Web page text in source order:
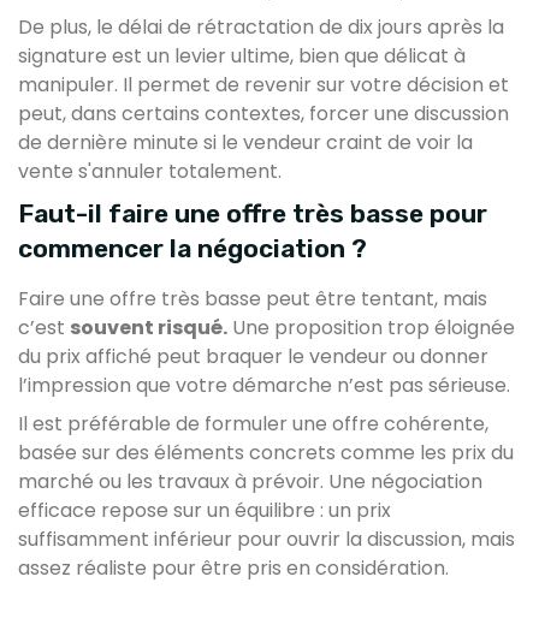
De plus, le délai de rétractation de dix jours après la
signature est un levier ultime, bien que délicat à
manipuler. Il permet de revenir sur votre décision et
peut, dans certains contextes, forcer une discussion
de dernière minute si le vendeur craint de voir la
vente s'annuler totalement.
Faut-il faire une offre très basse pour
commencer la négociation ?
Faire une offre très basse peut être tentant, mais
c’est souvent risqué. Une proposition trop éloignée
du prix affiché peut braquer le vendeur ou donner
l’impression que votre démarche n’est pas sérieuse.
Il est préférable de formuler une offre cohérente,
basée sur des éléments concrets comme les prix du
marché ou les travaux à prévoir. Une négociation
efficace repose sur un équilibre : un prix
suffisamment inférieur pour ouvrir la discussion, mais
assez réaliste pour être pris en considération.